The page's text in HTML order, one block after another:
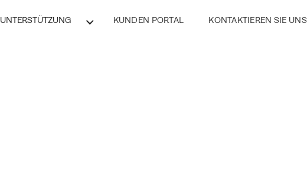
UNTERSTÜTZUNG KUNDEN PORTAL KONTAKTIEREN SIE UNS